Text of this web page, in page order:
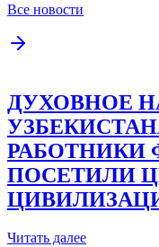
Все новости
ДУХОВНОЕ
РАБОТНИКИ
ПОСЕТИЛИ
Читать далее